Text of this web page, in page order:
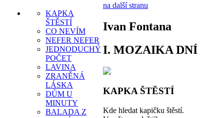
KAPKA
ŠTĚSTÍ
CO NEVÍM
NEFER NEFER
JEDNODUCHÝ
POČET
LAVINA
ZRANĚNÁ
LÁSKA
DŮM U
MINUTY
BALADA Z
na další stranu
Ivan Fontana
I. MOZAIKA DNÍ
KAPKA ŠTĚSTÍ
Kde hledat kapičku štěstí.